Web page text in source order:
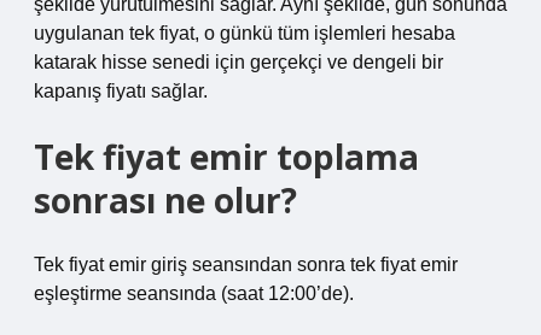
şekilde yürütülmesini sağlar. Aynı şekilde, gün sonunda
uygulanan tek fiyat, o günkü tüm işlemleri hesaba
katarak hisse senedi için gerçekçi ve dengeli bir
kapanış fiyatı sağlar.
Tek fiyat emir toplama
sonrası ne olur?
Tek fiyat emir giriş seansından sonra tek fiyat emir
eşleştirme seansında (saat 12:00’de).